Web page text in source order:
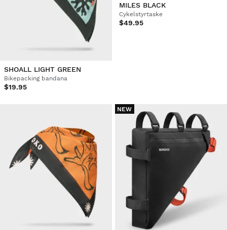
SHOALL LIGHT GREEN
Bikepacking bandana
$19.95
MILES BLACK
Cykelstyrtaske
$49.95
NEW